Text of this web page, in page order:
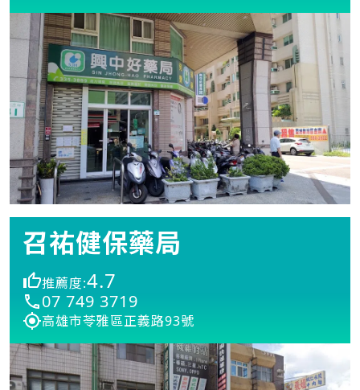
召祐健保藥局
推薦度:4.7
07 749 3719
高雄市苓雅區正義路93號